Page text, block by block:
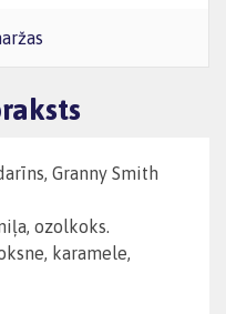
Granny Smith
ozolkoks.
karamele,